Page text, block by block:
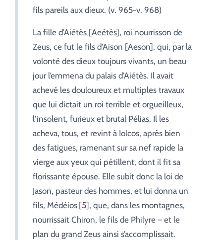
fils pareils aux dieux. (v. 965-v. 968)
La fille d’Aiétès [Aeétès], roi nourrisson de
Zeus, ce fut le fils d’Aison [Aeson], qui, par la
volonté des dieux toujours vivants, un beau
jour l’emmena du palais d’Aiétès. Il avait
achevé les douloureux et multiples travaux
que lui dictait un roi terrible et orgueilleux,
l’insolent, furieux et brutal Pélias. Il les
acheva, tous, et revint à Iolcos, après bien
des fatigues, ramenant sur sa nef rapide la
vierge aux yeux qui pétillent, dont il fit sa
florissante épouse. Elle subit donc la loi de
Jason, pasteur des hommes, et lui donna un
fils, Médéios 5 , que, dans les montagnes,
nourrissait Chiron, le fils de Philyre – et le
plan du grand Zeus ainsi s’accomplissait.